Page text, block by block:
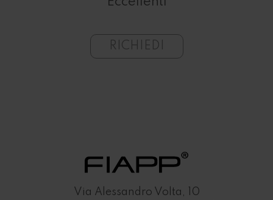
RICHIEDI
Via Alessandro Volta, 10